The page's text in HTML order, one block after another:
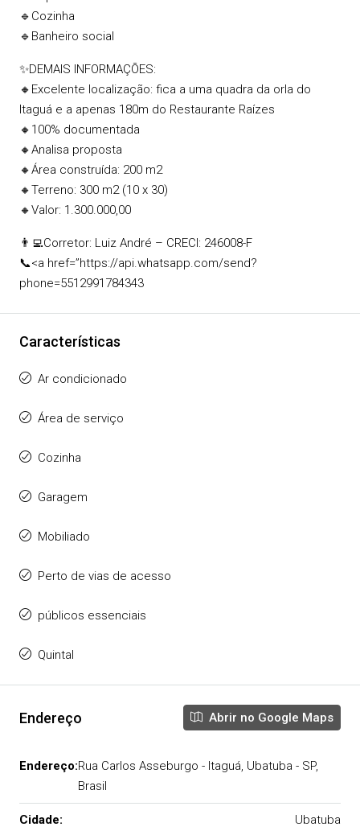
🔹Cozinha
🔹Banheiro social
✨DEMAIS INFORMAÇÕES:
🔸Excelente localização: fica a uma quadra da orla do
Itaguá e a apenas 180m do Restaurante Raízes
🔸100% documentada
🔸Analisa proposta
🔸Área construída: 200 m2
🔸Terreno: 300 m2 (10 x 30)
🔸Valor: 1.300.000,00
👨‍💻Corretor: Luiz André – CRECI: 246008-F
📞<a href=”https://api.whatsapp.com/send?
phone=5512991784343
Características
Ar condicionado
Área de serviço
Cozinha
Garagem
Mobiliado
Perto de vias de acesso
públicos essenciais
Quintal
Endereço Abrir no Google Maps
Endereço:Rua Carlos Asseburgo - Itaguá, Ubatuba - SP,
Brasil
Cidade: Ubatuba